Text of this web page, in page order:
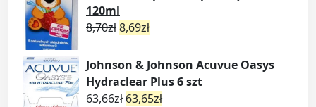
120ml
8,70zł8,69zł
Johnson & Johnson Acuvue Oasys
Hydraclear Plus 6 szt
63,66zł 63,65zł